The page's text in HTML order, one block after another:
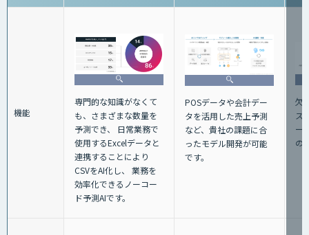
機能
専門的な知識がなくて
も、さまざまな数量を
予測でき、 日常業務で
使用するExcelデータと
連携することにより
CSVをAI化し、 業務を
効率化できるノーコー
ド予測AIです。
POSデータや会計デー
タを活用した売上予測
など、貴社の課題に合
ったモデル開発が可能
です。
欠
ス
ー
の